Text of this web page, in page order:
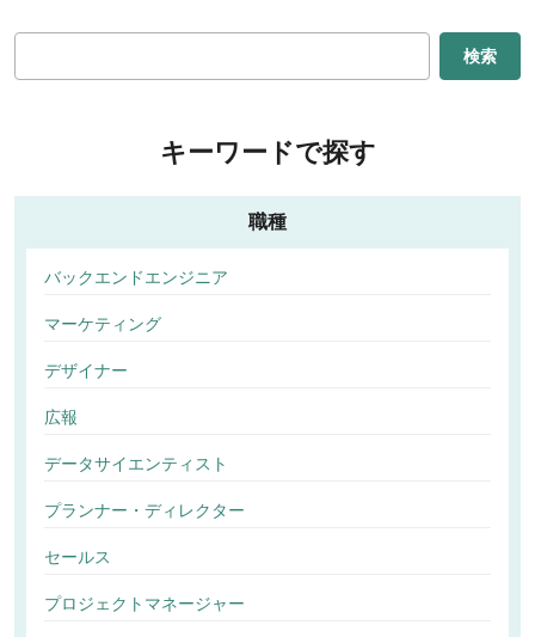
検索
キーワードで探す
職種
バックエンドエンジニア
マーケティング
デザイナー
広報
データサイエンティスト
プランナー・ディレクター
セールス
プロジェクトマネージャー